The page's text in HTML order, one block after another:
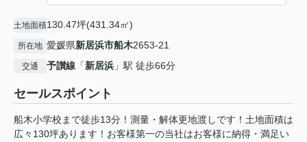
土地面積130.47坪(431.34㎡)
所在地 愛媛県新居浜市船木2653-21
交通 予讃線 「新居浜 」駅 徒歩66分
セールスポイント
船木小学校まで徒歩13分！測量・解体更地渡しです！土地面積は
広々130坪あります！お客様第一の当社はお客様に納得・満足い